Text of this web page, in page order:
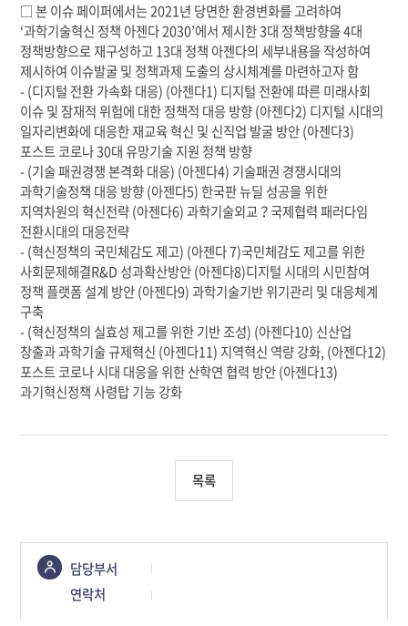
□ 본 이슈 페이퍼에서는 2021년 당면한 환경변화를 고려하여
‘과학기술혁신 정책 아젠다 2030’에서 제시한 3대 정책방향을 4대
정책방향으로 재구성하고 13대 정책 아젠다의 세부내용을 작성하여
제시하여 이슈발굴 및 정책과제 도출의 상시체계를 마련하고자 함
- (디지털 전환 가속화 대응) (아젠다1) 디지털 전환에 따른 미래사회
이슈 및 잠재적 위험에 대한 정책적 대응 방향 (아젠다2) 디지털 시대의
일자리변화에 대응한 재교육 혁신 및 신직업 발굴 방안 (아젠다3)
포스트 코로나 30대 유망기술 지원 정책 방향
- (기술 패권경쟁 본격화 대응) (아젠다4) 기술패권 경쟁시대의
과학기술정책 대응 방향 (아젠다5) 한국판 뉴딜 성공을 위한
지역차원의 혁신전략 (아젠다6) 과학기술외교？국제협력 패러다임
전환시대의 대응전략
- (혁신정책의 국민체감도 제고) (아젠다 7)국민체감도 제고를 위한
사회문제해결R&D 성과확산방안 (아젠다8)디지털 시대의 시민참여
정책 플랫폼 설계 방안 (아젠다9) 과학기술기반 위기관리 및 대응체계
구축
- (혁신정책의 실효성 제고를 위한 기반 조성) (아젠다10) 신산업
창출과 과학기술 규제혁신 (아젠다11) 지역혁신 역량 강화, (아젠다12)
포스트 코로나 시대 대응을 위한 산학연 협력 방안 (아젠다13)
과기혁신정책 사령탑 기능 강화
목록
콘텐츠
정보책임자
담당부서
연락처